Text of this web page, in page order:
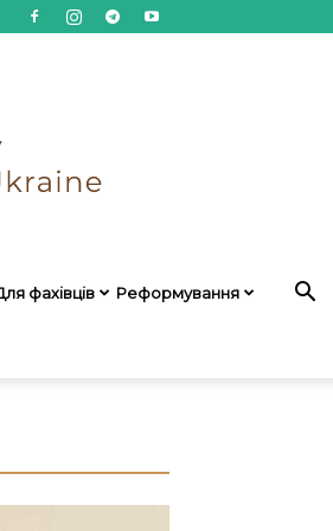
фахівців Реформування